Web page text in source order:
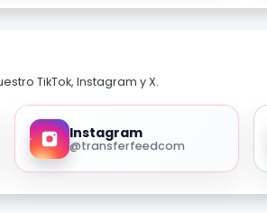
TikTok, Instagram y X.
Instagram
@transferfeedcom